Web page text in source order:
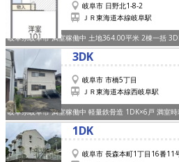
岐阜市 日野北1-8-2
ＪＲ東海道本線岐阜駅
岐阜県岐阜市 満室稼働中 土地364.00平米 2棟一括
3DK
岐阜市 市橋5丁目
ＪＲ東海道本線西岐阜駅
岐阜県岐阜市 満室稼働中 軽量鉄骨造 1DK×6戸 満室
1DK
岐阜市 長森本町1丁目16番11